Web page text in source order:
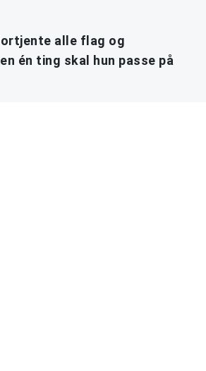
alle flag og
én ting skal hun passe på